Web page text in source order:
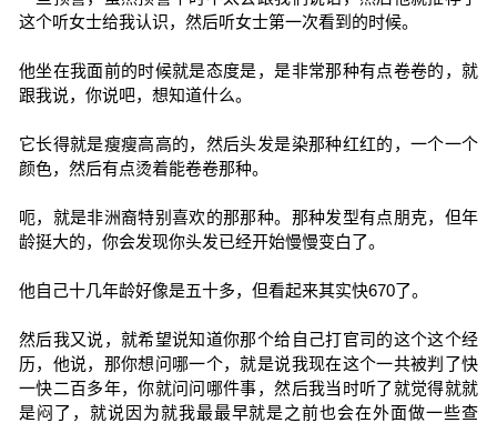
这个听女士给我认识，然后听女士第一次看到的时候。
他坐在我面前的时候就是态度是，是非常那种有点卷卷的，就
跟我说，你说吧，想知道什么。
它长得就是瘦瘦高高的，然后头发是染那种红红的，一个一个
颜色，然后有点烫着能卷卷那种。
呃，就是非洲裔特别喜欢的那那种。那种发型有点朋克，但年
龄挺大的，你会发现你头发已经开始慢慢变白了。
他自己十几年龄好像是五十多，但看起来其实快670了。
然后我又说，就希望说知道你那个给自己打官司的这个这个经
历，他说，那你想问哪一个，就是说我现在这个一共被判了快
一快二百多年，你就问问哪件事，然后我当时听了就觉得就就
是闷了，就说因为就我最最早就是之前也会在外面做一些查